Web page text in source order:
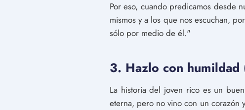
Por eso, cuando predicamos desde
mismos y a los que nos escuchan,
sólo por medio de él."
3. Hazlo con humildad
La historia del joven rico es un
eterna, pero no vino con un corazón